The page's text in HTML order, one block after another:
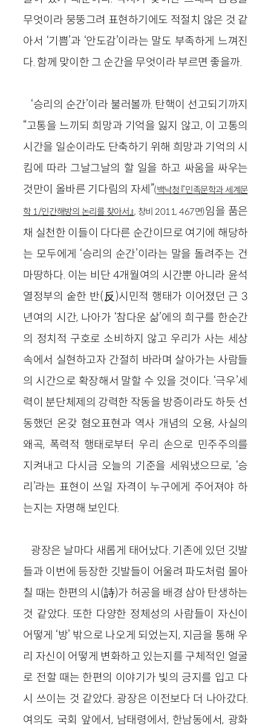
무엇이라 뭉뚱그려 표현하기에도 적절치 않은 것 같
아서 ‘기쁨’과 ‘안도감’이라는 말도 부족하게 느껴진
다. 함께 맞이한 그 순간을 무엇이라 부르면 좋을까.
‘승리의 순간’이라 불러볼까. 탄핵이 선고되기까지
“고통을 느끼되 희망과 기억을 잃지 않고, 이 고통의
시간을 일순이라도 단축하기 위해 희망과 기억의 시
킴에 따라 그날그날의 할 일을 하고 싸움을 싸우는
것만이 올바른 기다림의 자세”(백낙청 『민족문학과 세계문
학 1/인간해방의 논리를 찾아서』, 창비 2011, 467면)임을 품은
채 실천한 이들이 다다른 순간이므로 여기에 해당하
는 모두에게 ‘승리의 순간’이라는 말을 돌려주는 건
마땅하다. 이는 비단 4개월여의 시간뿐 아니라 윤석
열정부의 숱한 반(反)시민적 행태가 이어졌던 근 3
년여의 시간, 나아가 ‘참다운 삶’에의 희구를 한순간
의 정치적 구호로 소비하지 않고 우리가 사는 세상
속에서 실현하고자 간절히 바라며 살아가는 사람들
의 시간으로 확장해서 말할 수 있을 것이다. ‘극우’세
력이 분단체제의 강력한 작동을 방증이라도 하듯 선
동했던 온갖 혐오표현과 역사 개념의 오용, 사실의
왜곡, 폭력적 행태로부터 우리 손으로 민주주의를
지켜내고 다시금 오늘의 기준을 세워냈으므로, ‘승
리’라는 표현이 쓰일 자격이 누구에게 주어져야 하
는지는 자명해 보인다.
광장은 날마다 새롭게 태어났다. 기존에 있던 깃발
들과 이번에 등장한 깃발들이 어울려 파도처럼 몰아
칠 때는 한편의 시(詩)가 허공을 배경 삼아 탄생하는
것 같았다. 또한 다양한 정체성의 사람들이 자신이
어떻게 ‘방’ 밖으로 나오게 되었는지, 지금을 통해 우
리 자신이 어떻게 변화하고 있는지를 구체적인 얼굴
로 전할 때는 한편의 이야기가 빛의 긍지를 입고 다
시 쓰이는 것 같았다. 광장은 이전보다 더 나아갔다.
여의도 국회 앞에서, 남태령에서, 한남동에서, 광화